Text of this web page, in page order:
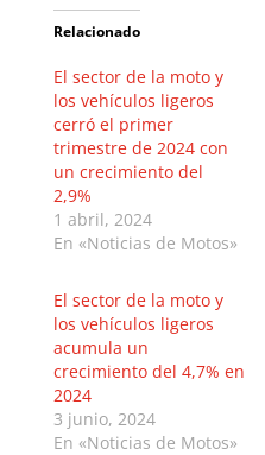
Relacionado
El sector de la moto y
los vehículos ligeros
cerró el primer
trimestre de 2024 con
un crecimiento del
2,9%
1 abril, 2024
En «Noticias de Motos»
El sector de la moto y
los vehículos ligeros
acumula un
crecimiento del 4,7% en
2024
3 junio, 2024
En «Noticias de Motos»